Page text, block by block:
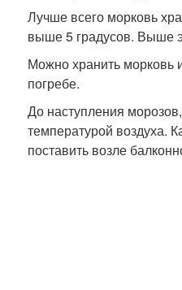
Лучше всего морковь
выше 5 градусов. Выше
Можно хранить морковь
погребе.
До наступления
температурой воздуха.
поставить возле